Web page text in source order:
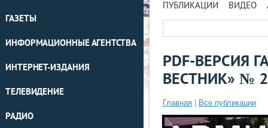
ГАЗЕТЫ
ИНФОРМАЦИОННЫЕ АГЕНТСТВА
ИНТЕРНЕТ-ИЗДАНИЯ
ТЕЛЕВИДЕНИЕ
РАДИО
ПУБЛИКАЦИИ ВИДЕО
PDF-ВЕРСИЯ
ВЕСТНИК» №
Главная Все публикации